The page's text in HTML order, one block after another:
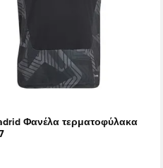
Φανέλα τερματοφύλακα